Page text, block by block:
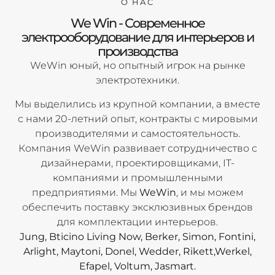
We Win - Современное
электрооборудование для интерьеров и
производства
WeWin юный, но опытный игрок на рынке
электротехники.
Мы выделились из крупной компании, а вместе
с нами 20-летний опыт, контракты с мировыми
производителями и самостоятельность.
Компания WeWin развивает сотрудничество с
дизайнерами, проектировщиками, IT-
компаниями и промышленными
предприятиями. Мы WeWin, и мы можем
обеспечить поставку эксклюзивных брендов
для комплектации интерьеров.
Jung, Bticino Living Now, Berker, Simon, Fontini,
Arlight, Maytoni, Donel, Wedder, Rikett,Werkel,
Efapel, Voltum, Jasmart.